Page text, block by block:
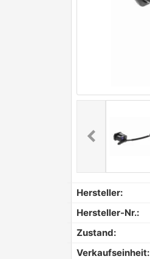
chevron_leftPrevious
Hersteller:
Hersteller-Nr.:
Zustand:
Verkaufseinheit: